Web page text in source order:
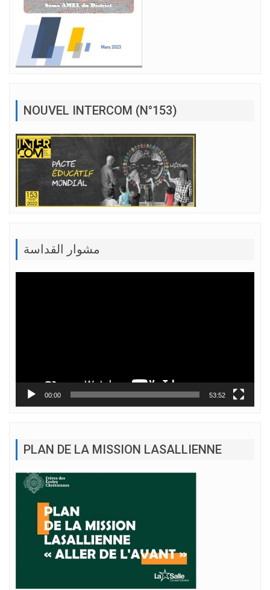
NOUVEL INTERCOM (N°153)
مشوار القداسة
00:00 53:52
PLAN DE LA MISSION LASALLIENNE